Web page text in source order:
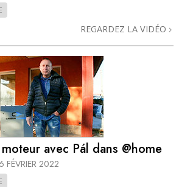
REGARDEZ LA VIDÉO
avec Pál dans @home
FÉVRIER 2022